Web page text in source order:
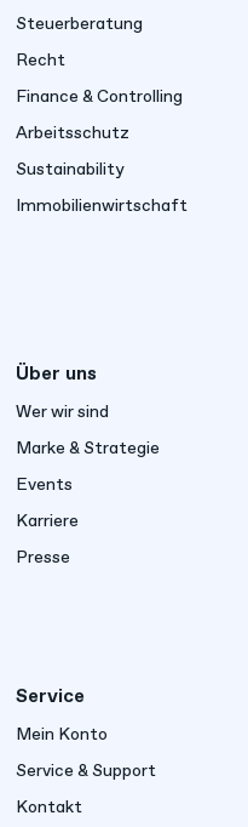
Steuerberatung
Recht
Finance & Controlling
Arbeitsschutz
Sustainability
Immobilienwirtschaft
Über uns
Wer wir sind
Marke & Strategie
Events
Karriere
Presse
Service
Mein Konto
Service & Support
Kontakt